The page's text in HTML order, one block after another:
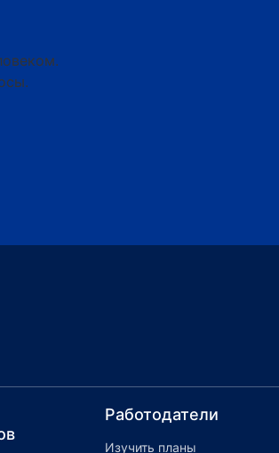
Работодатели
Изучить планы